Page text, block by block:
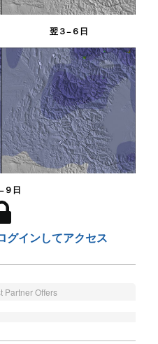
翌３−６日
９日
グインしてアクセス
Partner Offers